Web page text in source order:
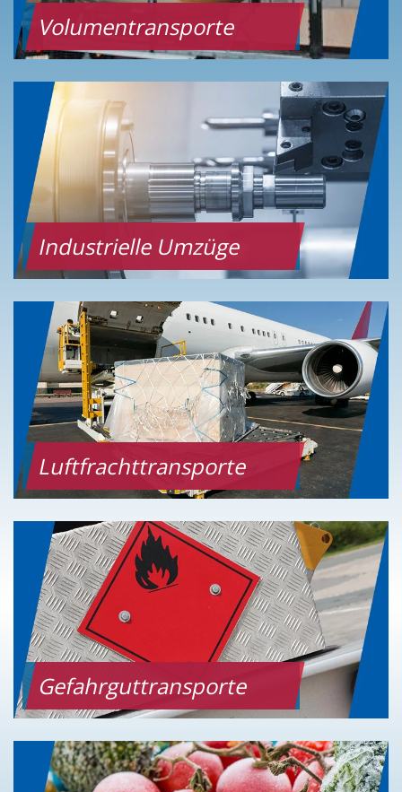
Volumentransporte
Industrielle Umzüge
Luftfrachttransporte
Gefahrguttransporte